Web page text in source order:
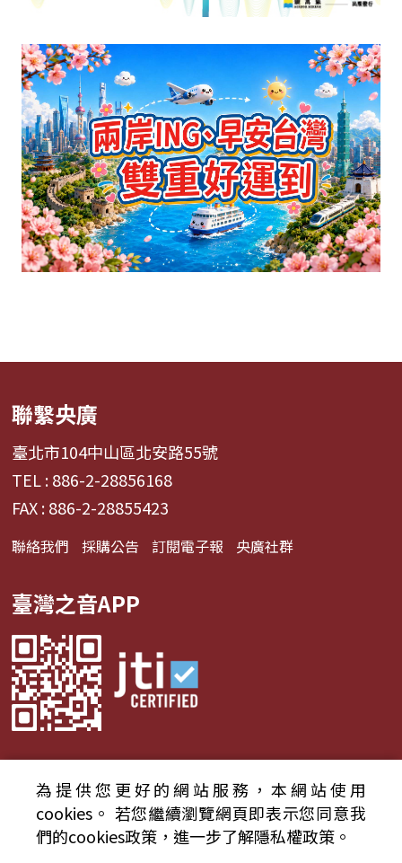
聯繫央廣
臺北市104中山區北安路55號
TEL : 886-2-28856168
FAX : 886-2-28855423
聯絡我們 採購公告 訂閱電子報 央廣社群
臺灣之音APP
© 2024財團法人中央廣播電臺 版權所有
資通安全政策聲明
服務條款 隱私權條款
為提供您更好的網站服務，本網站使用
cookies。 若您繼續瀏覽網頁即表示您同意我
們的cookies政策，進一步了解隱私權政策。